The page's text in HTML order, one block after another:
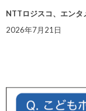
NTTロジスコ、エン
2026年7月21日